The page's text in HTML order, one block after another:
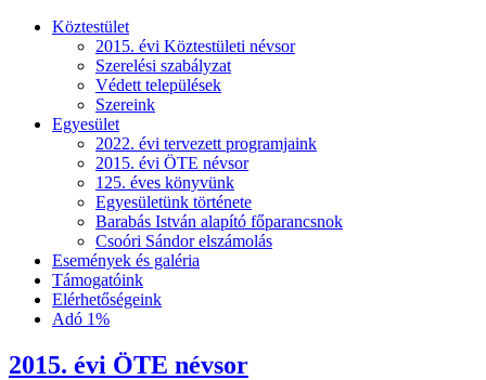
Köztestület
2015. évi Köztestületi névsor
Szerelési szabályzat
Védett települések
Szereink
Egyesület
2022. évi tervezett programjaink
2015. évi ÖTE névsor
125. éves könyvünk
Egyesületünk története
Barabás István alapító főparancsnok
Csoóri Sándor elszámolás
Események és galéria
Támogatóink
Elérhetőségeink
Adó 1%
2015. évi ÖTE névsor